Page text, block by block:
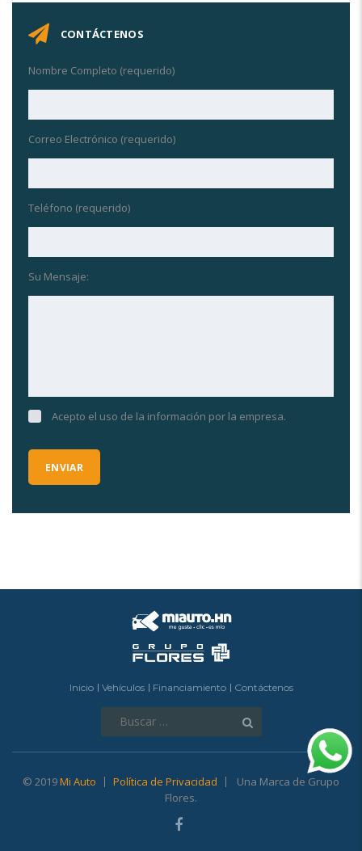
CONTÁCTENOS
Nombre Completo (requerido)
Correo Electrónico (requerido)
Teléfono (requerido)
Su Mensaje:
Acepto el uso de la información por la empresa.
Inicio Vehículos Financiamiento Contáctenos
© 2019Mi Auto Política de Privacidad
Una Marca de Grupo
Flores.